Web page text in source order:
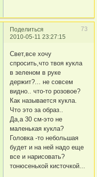
Поделиться
73
2010-05-11 23:27:15
Свет,все хочу
спросить,что твоя кукла
в зеленом в руке
держит?... не совсем
видно.. что-то розовое?
Как называется кукла.
Что это за образ..
Да,а 30 см-это не
маленькая кукла?
Головка -то небольшая
будет и на ней надо еще
все и нарисовать?
тонюсенькой кисточкой...